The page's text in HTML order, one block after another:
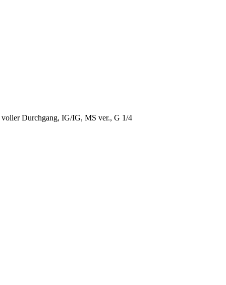
voller Durchgang, IG/IG, MS ver., G 1/4